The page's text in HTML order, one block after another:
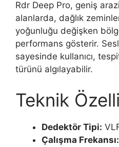
Rdr Deep Pro, geniş
alanlarda, dağlık
yoğunluğu değişken
performans gösterir.
sayesinde kullanıcı,
türünü algılayabilir.
Teknik
Dedektör Tipi:
Çalışma Frekansı: